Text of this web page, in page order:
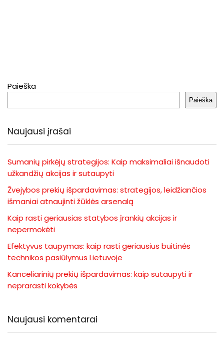
Paieška
Paieška
Naujausi įrašai
Sumanių pirkėjų strategijos: Kaip maksimaliai išnaudoti
užkandžių akcijas ir sutaupyti
Žvejybos prekių išpardavimas: strategijos, leidžiančios
išmaniai atnaujinti žūklės arsenalą
Kaip rasti geriausias statybos įrankių akcijas ir
nepermokėti
Efektyvus taupymas: kaip rasti geriausius buitinės
technikos pasiūlymus Lietuvoje
Kanceliarinių prekių išpardavimas: kaip sutaupyti ir
neprarasti kokybės
Naujausi komentarai